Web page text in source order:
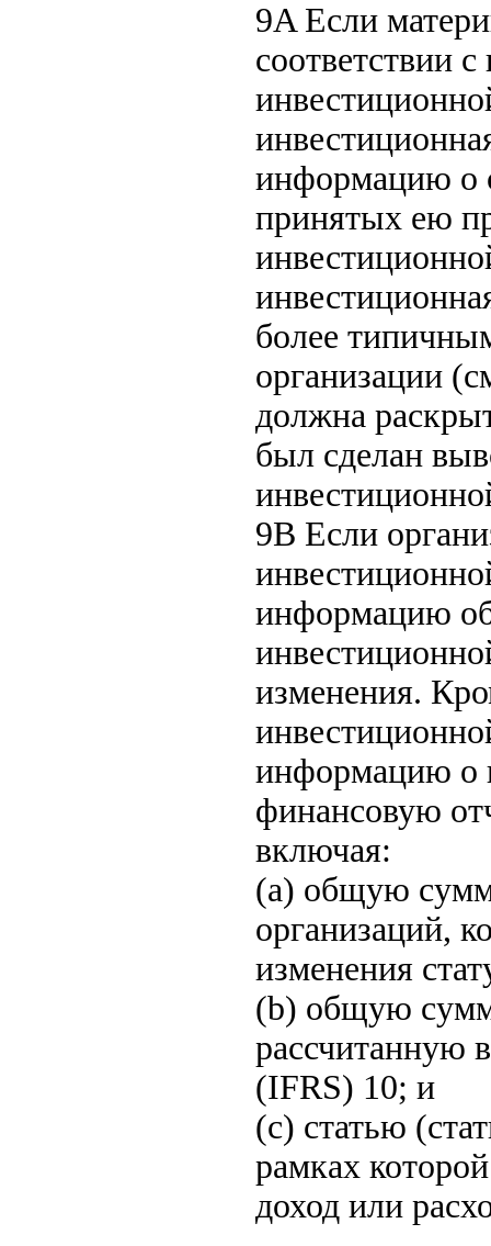
9A Если
соответствии
информацию о
принятых ею
более
организации
должна
был сделан
9B Если
информацию об
изменения.
информацию о
финансовую
включая:
(a) общую
организаций,
изменения
(b) общую
рассчитанную
(IFRS) 10; и
(c) статью
рамках
доход или